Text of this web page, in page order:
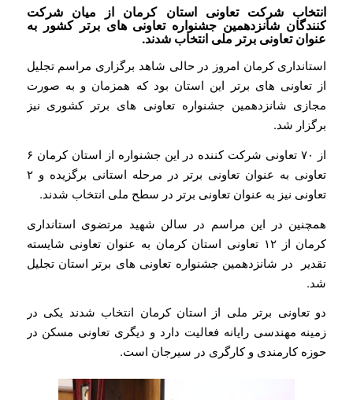
انتخاب شرکت تعاونی استان کرمان از میان شرکت
کنندگان شانزدهمین جشنواره تعاونی های برتر کشور به
عنوان تعاونی برتر ملی انتخاب شدند.
استانداری کرمان امروز در حالی شاهد برگزاری مراسم تجلیل
از تعاونی های برتر این استان بود که همزمان و به صورت
مجازی شانزدهمین جشنواره تعاونی های برتر کشوری نیز
برگزار شد.
از ۷۰ تعاونی شرکت کننده در این جشنواره از استان کرمان ۶
تعاونی به عنوان تعاونی برتر در مرحله استانی برگزیده و ۲
تعاونی نیز به عنوان تعاونی برتر در سطح ملی انتخاب شدند.
همچنین در این مراسم در سالن شهید مرتضوی استانداری
کرمان از ۱۲ تعاونی استان کرمان به عنوان تعاونی شایسته
تقدیر در شانزدهمین جشنواره تعاونی های برتر استان تجلیل
شد.
دو تعاونی برتر ملی از استان کرمان انتخاب شدند یکی در
زمینه مهندسی رایانه فعالیت دارد و دیگری تعاونی مسکن در
حوزه کارمندی و کارگری در سیرجان است.